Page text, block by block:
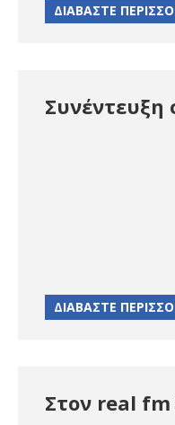
ΔΙΑΒΑΣΤΕ
Συνέντευξη
ΔΙΑΒΑΣΤΕ
Στον real fm